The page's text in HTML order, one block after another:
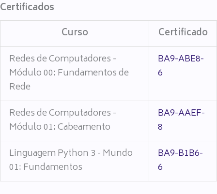
Certificados
Curso
Certificado
Redes de Computadores -
Módulo 00: Fundamentos de
Rede
BA9-ABE8-
6
Redes de Computadores -
Módulo 01: Cabeamento
BA9-AAEF-
8
Linguagem Python 3 - Mundo
01: Fundamentos
BA9-B1B6-
6